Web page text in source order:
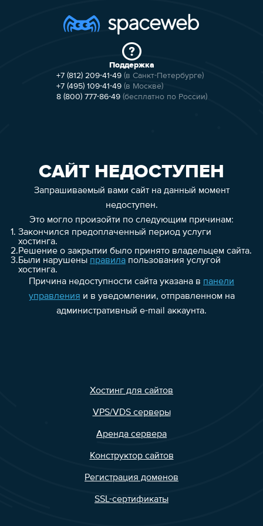
Поддержка
+7 (812) 209-41-49 (в Санкт-Петербурге)
+7 (495) 109-41-49 (в Москве)
8 (800) 777-86-49 (бесплатно по России)
САЙТ НЕДОСТУПЕН
Запрашиваемый вами сайт на данный момент
недоступен.
Это могло произойти по следующим причинам:
1. Закончился предоплаченный период услуги
хостинга.
2.Решение о закрытии было принято владельцем сайта.
3.Были нарушены правилапользования услугой
хостинга.
Причина недоступности сайта указана в панели
управления и в уведомлении, отправленном на
административный e-mail аккаунта.
Хостинг для сайтов
VPS/VDS серверы
Аренда сервера
Конструктор сайтов
Регистрация доменов
SSL-сертификаты